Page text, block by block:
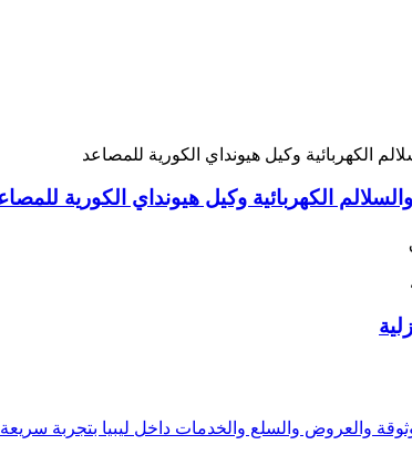
الكهربائية وكيل هيونداي الكورية